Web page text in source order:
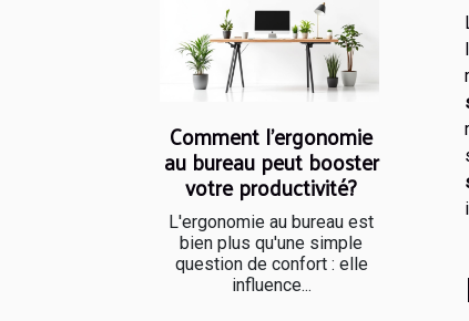
Comment l'ergonomie
au bureau peut booster
votre productivité?
L'ergonomie au bureau est
bien plus qu'une simple
question de confort : elle
influence...